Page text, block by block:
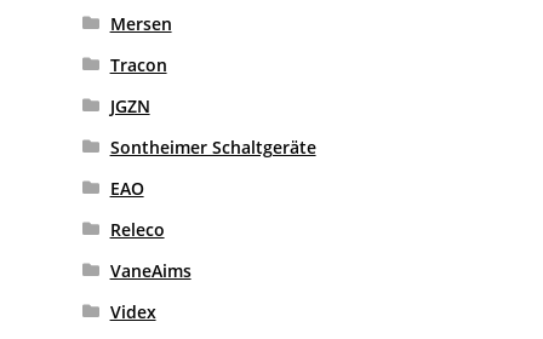
Mersen
Tracon
JGZN
Sontheimer Schaltgeräte
EAO
Releco
VaneAims
Videx